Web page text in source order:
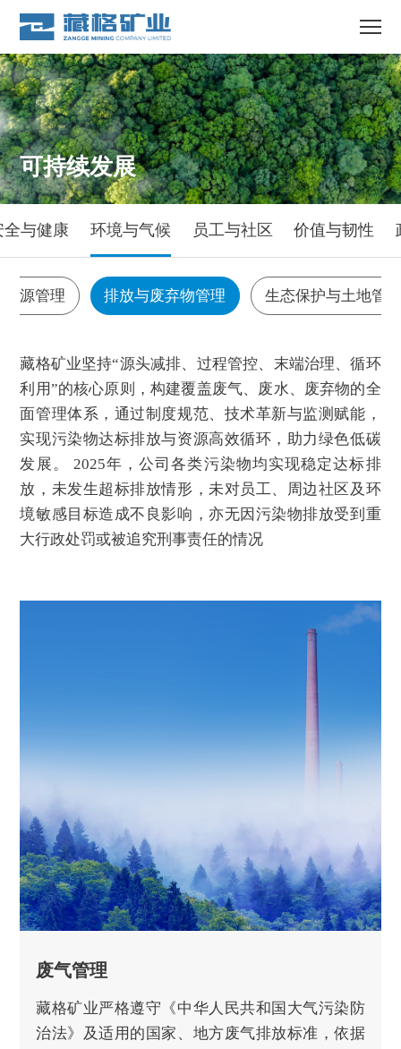
可持续发展
全与健康 环境与气候 员工与社区 价值与韧性
资源管理 排放与废弃物管理 生态保护与土地管
藏格矿业坚持“源头减排、过程管控、末端治理、循环
利用”的核心原则，构建覆盖废气、废水、废弃物的全
面管理体系，通过制度规范、技术革新与监测赋能，
实现污染物达标排放与资源高效循环，助力绿色低碳
发展。 2025年，公司各类污染物均实现稳定达标排
放，未发生超标排放情形，未对员工、周边社区及环
境敏感目标造成不良影响，亦无因污染物排放受到重
大行政处罚或被追究刑事责任的情况
废气管理
藏格矿业严格遵守《中华人民共和国大气污染防
治法》及适用的国家、地方废气排放标准，依据